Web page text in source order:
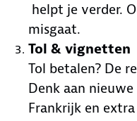
helpt je verder.
misgaat.
Tol & vignetten
Tol betalen? De
Denk aan
Frankrijk en